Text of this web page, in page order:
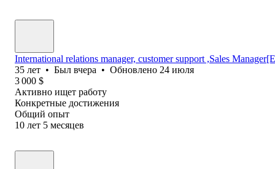
International relations manager, customer support ,Sales
35 лет • Был вчера • Обновлено 24 июля
3 000 $
Активно ищет работу
Конкретные достижения
Общий опыт
10 лет 5 месяцев